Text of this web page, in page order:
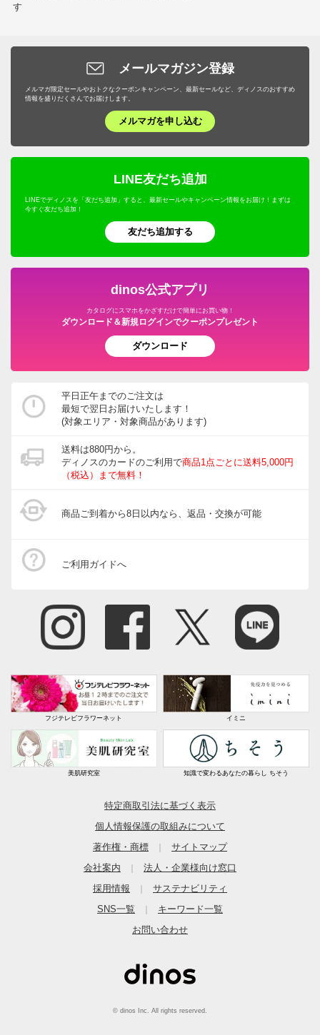
す
メールマガジン登録
メルマガ限定セールやおトクなクーポンキャンペーン、最新セールなど、ディノスのおすすめ
情報を盛りだくさんでお届けします。
メルマガを申し込む
LINE友だち追加
LINEでディノスを「友だち追加」すると、最新セールやキャンペーン情報をお届け！まずは
今すぐ友だち追加！
友だち追加する
dinos公式アプリ
カタログにスマホをかざすだけで簡単にお買い物！
ダウンロード＆新規ログインでクーポンプレゼント
ダウンロード
平日正午までのご注文は
最短で翌日お届けいたします！
(対象エリア・対象商品があります)
送料は880円から。
ディノスのカードのご利用で商品1点ごとに送料5,000円
（税込）まで無料！
商品ご到着から8日以内なら、返品・交換が可能
ご利用ガイドへ
フジテレビフラワーネット イミニ
美肌研究室 知識で変わるあなたの暮らし ちそう
特定商取引法に基づく表示
個人情報保護の取組みについて
著作権・商標
｜
サイトマップ
会社案内
｜
法人・企業様向け窓口
採用情報
｜
サステナビリティ
SNS一覧
｜
キーワード一覧
お問い合わせ
© dinos Inc. All rights reserved.